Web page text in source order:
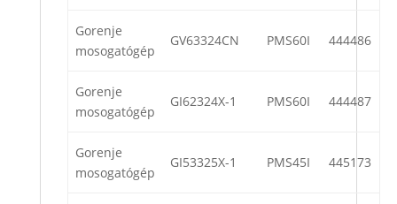
Gorenje
mosogatógép
GV63324CN PMS60I 444486
Gorenje
mosogatógép
GI62324X-1 PMS60I 444487
Gorenje
mosogatógép
GI53325X-1 PMS45I 445173